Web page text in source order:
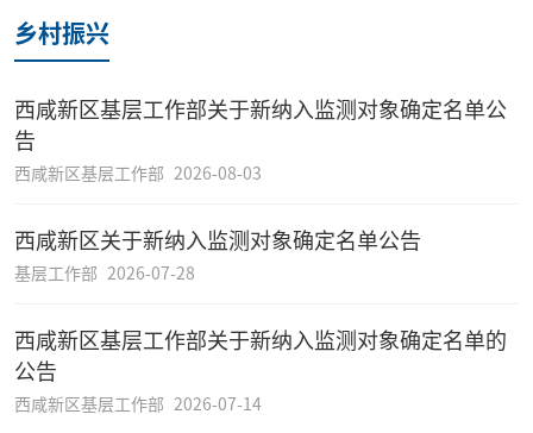
乡村振兴
西咸新区基层工作部关于新纳入监测对象确定名单公
告
西咸新区基层工作部 2026-08-03
西咸新区关于新纳入监测对象确定名单公告
基层工作部 2026-07-28
西咸新区基层工作部关于新纳入监测对象确定名单的
公告
西咸新区基层工作部 2026-07-14